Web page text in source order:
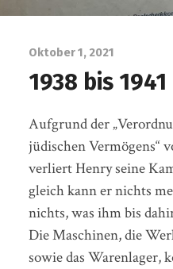
Oktober 1, 2021
1938 bis 1941
Aufgrund der
jüdischen Vermögens“
verliert Henry seine
gleich kann er nichts
nichts, was ihm bis
Die Maschinen, die
sowie das Warenlager,